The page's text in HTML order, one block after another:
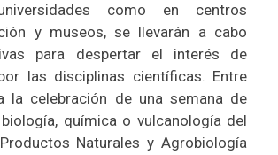
como en centros
y museos, se llevarán a cabo
para despertar el interés de
las disciplinas científicas. Entre
la celebración de una semana de
química o vulcanología del
Naturales y Agrobiología